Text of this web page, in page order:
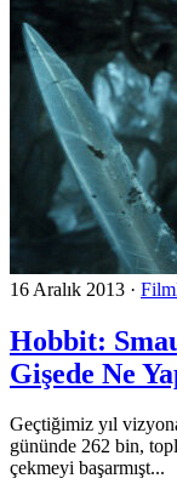
16 Aralık 2013 ·
Hobbit:
Gişede Ne
Geçtiğimiz yıl
gününde 262 bin,
çekmeyi başarmışt...